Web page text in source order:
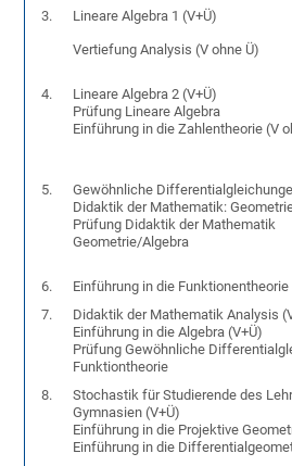
3. Lineare Algebra 1 (V+Ü)
Vertiefung Analysis (V ohne Ü)
4.
Lineare Algebra 2 (V+Ü)
Prüfung Lineare Algebra
Einführung in die Zahlentheorie (V
5.
Gewöhnliche
Didaktik der Mathematik:
Prüfung Didaktik der Mathematik
Geometrie/Algebra
6. Einführung in die Funktionentheorie
7.
Didaktik der Mathematik Analysis
Einführung in die Algebra (V+Ü)
Prüfung Gewöhnliche
Funktiontheorie
8.
Stochastik für Studierende des
Gymnasien (V+Ü)
Einführung in die Projektive
Einführung in die